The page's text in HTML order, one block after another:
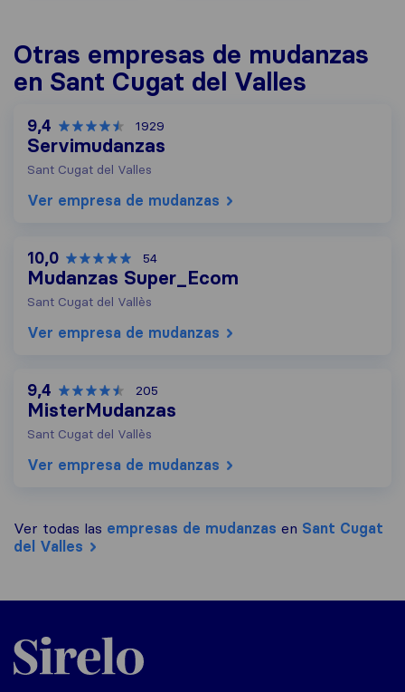
Otras empresas de mudanzas
en Sant Cugat del Valles
9,4 1929
Servimudanzas
Sant Cugat del Valles
Ver empresa de mudanzas
10,0 54
Mudanzas Super_Ecom
Sant Cugat del Vallès
Ver empresa de mudanzas
9,4 205
MisterMudanzas
Sant Cugat del Vallès
Ver empresa de mudanzas
Ver todas las empresas de mudanzas en Sant Cugat
del Valles
Sirelo.es